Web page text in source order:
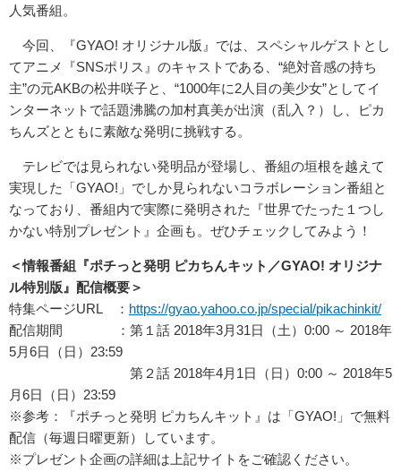
人気番組。
今回、『GYAO! オリジナル版』では、スペシャルゲストとし
てアニメ『SNSポリス』のキャストである、“絶対音感の持ち
主”の元AKBの松井咲子と、“1000年に2人目の美少女”としてイ
ンターネットで話題沸騰の加村真美が出演（乱入？）し、
ピカ
ちんズとともに素敵な発明に挑戦する。
テレビでは見られない発明品が登場し、 番組の垣根を越えて
実現した「GYAO!」 でしか見られないコラボレーション番組と
なっており、番組内で実際に発明された『世界でたった１つし
かない特別プレゼント』 企画も。ぜひチェックしてみよう！
＜情報番組『ポチっと発明 ピカちんキット／GYAO! オリジナ
ル特別版』配信概要＞
特集ページURL ： https://gyao.yahoo.co.jp/special/pikachinkit/
配信期間 ：第１話 2018年3月31日（土）0:00 ～ 2018年
5月6日（日）23:59
第２話 2018年4月1日（日）0:00 ～ 2018年5
月6日（日）23:59
※参考：『ポチっと発明 ピカちんキット』は「GYAO!」で無料
配信（毎週日曜更新）
しています。
※プレゼント企画の詳細は上記サイトをご確認ください。